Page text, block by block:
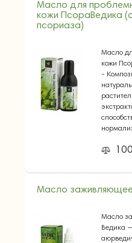
Масло для
кожи ПсораВедика
псориаза)
Масло
кожи
-
Масло
Масло
Ведика